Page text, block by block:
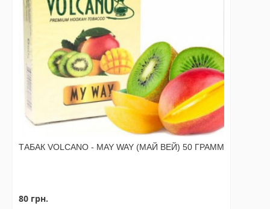
ТАБАК VOLCANO - MAY WAY (МАЙ ВЕЙ) 50 ГРАММ
80 грн.